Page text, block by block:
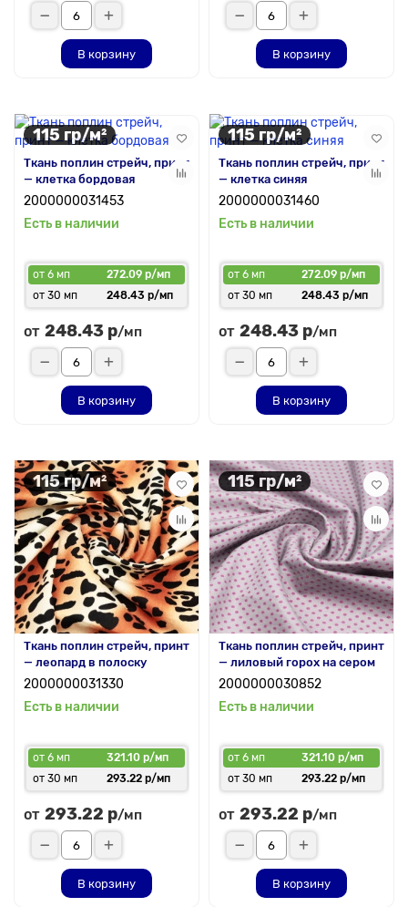
В корзину В корзину
115 гр/м²
Ткань поплин стрейч, принт
— клетка бордовая
2000000031453
Есть в наличии
от 6 мп
272.09 р/мп
от 30 мп
248.43 р/мп
от 248.43 р/мп
В корзину
115 гр/м²
Ткань поплин стрейч, принт
— клетка синяя
2000000031460
Есть в наличии
от 6 мп
272.09 р/мп
от 30 мп
248.43 р/мп
от 248.43 р/мп
В корзину
115 гр/м²
Ткань поплин стрейч, принт
— леопард в полоску
2000000031330
Есть в наличии
от 6 мп
321.10 р/мп
от 30 мп
293.22 р/мп
от 293.22 р/мп
В корзину
115 гр/м²
Ткань поплин стрейч, принт
— лиловый горох на сером
2000000030852
Есть в наличии
от 6 мп
321.10 р/мп
от 30 мп
293.22 р/мп
от 293.22 р/мп
В корзину